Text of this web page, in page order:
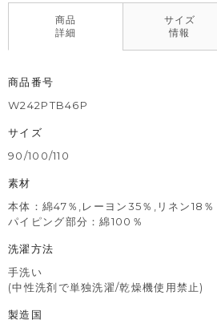
商品
詳細
サイズ
情報
商品番号
W242PTB46P
サイズ
90/100/110
素材
本体：綿47％,レーヨン35％,リネン18％
パイピング部分：綿100％
洗濯方法
手洗い
(中性洗剤で単独洗濯/乾燥機使用禁止)
製造国